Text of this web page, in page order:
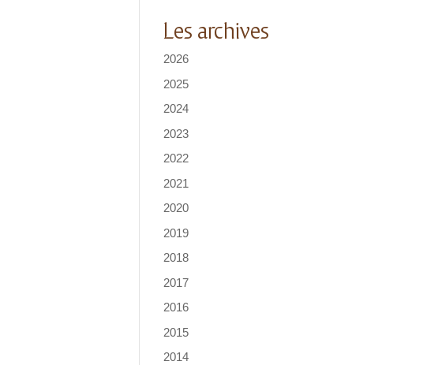
Les archives
2026
2025
2024
2023
2022
2021
2020
2019
2018
2017
2016
2015
2014